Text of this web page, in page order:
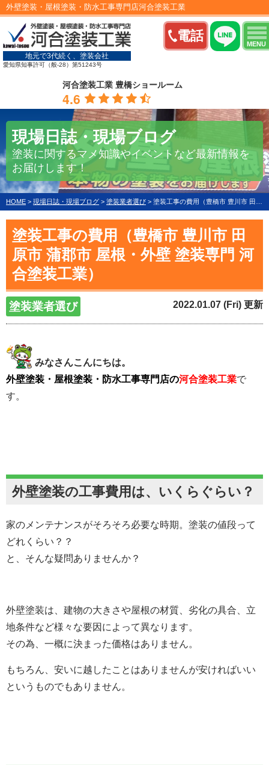
電話
MENU
外壁塗装・屋根塗装・防水工事専門店河合塗装工業
地元で3代続く、塗装会社
愛知県知事許可（般-28）第51243号
河合塗装工業 豊橋ショールーム
4.6
現場日誌・現場ブログ
塗装に関するマメ知識やイベントなど最新情報を
お届けします！
HOME > 現場日誌・現場ブログ > 塗装業者選び > 塗装工事の費用（豊橋市 豊川市 田原市 蒲郡市 屋根・外壁 塗装専門 河合塗装工業）
塗装工事の費用（豊橋市 豊川市 田
原市 蒲郡市 屋根・外壁 塗装専門 河
合塗装工業）
塗装業者選び 2022.01.07 (Fri) 更新
みなさんこんにちは。
外壁塗装・屋根塗装・防水工事専門店の河合塗装工業で
す。
外壁塗装の工事費用は、いくらぐらい？
家のメンテナンスがそろそろ必要な時期。塗装の値段って
どれくらい？？
と、そんな疑問ありませんか？
外壁塗装は、建物の大きさや屋根の材質、劣化の具合、立
地条件など様々な要因によって異なります。
その為、一概に決まった価格はありません。
もちろん、安いに越したことはありませんが安ければいい
というものでもありません。